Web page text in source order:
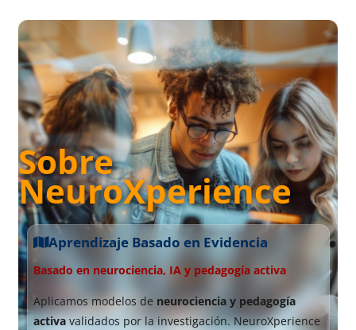
Sobre
NeuroXperience
Aprendizaje Basado en Evidencia
Basado en neurociencia, IA y pedagogía activa
Aplicamos modelos de neurociencia y pedagogía
activavalidados por la investigación. NeuroXperience